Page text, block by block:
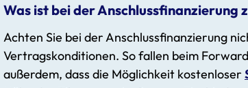
Was ist bei der Anschlussfinanzierung
Achten Sie bei der Anschlussfinanzierung
Vertragskonditionen. So fallen beim
außerdem, dass die Möglichkeit kostenloser